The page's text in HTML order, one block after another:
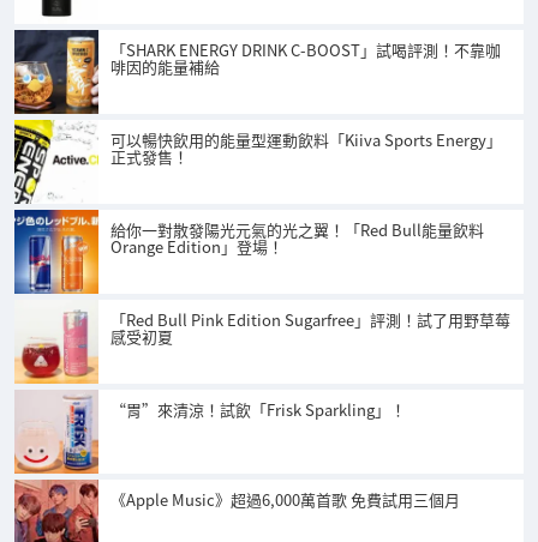
「SHARK ENERGY DRINK C-BOOST」試喝評測！不靠咖
啡因的能量補給
可以暢快飲用的能量型運動飲料「Kiiva Sports Energy」
正式發售！
給你一對散發陽光元氣的光之翼！「Red Bull能量飲料
Orange Edition」登場！
「Red Bull Pink Edition Sugarfree」評測！試了用野草莓
感受初夏
“胃”來清涼！試飲「Frisk Sparkling」！
《Apple Music》超過6,000萬首歌 免費試用三個月